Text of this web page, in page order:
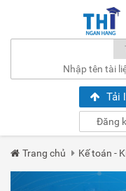
Tải
Đăng
Trang chủ Kế toán -